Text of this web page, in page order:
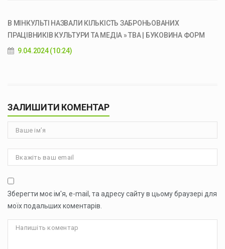
В МІНКУЛЬТІ НАЗВАЛИ КІЛЬКІСТЬ ЗАБРОНЬОВАНИХ
ПРАЦІВНИКІВ КУЛЬТУРИ ТА МЕДІА » ТВА | БУКОВИНА ФОРМ
9.04.2024 (10:24)
ЗАЛИШИТИ КОМЕНТАР
Зберегти моє ім'я, e-mail, та адресу сайту в цьому браузері для
моїх подальших коментарів.